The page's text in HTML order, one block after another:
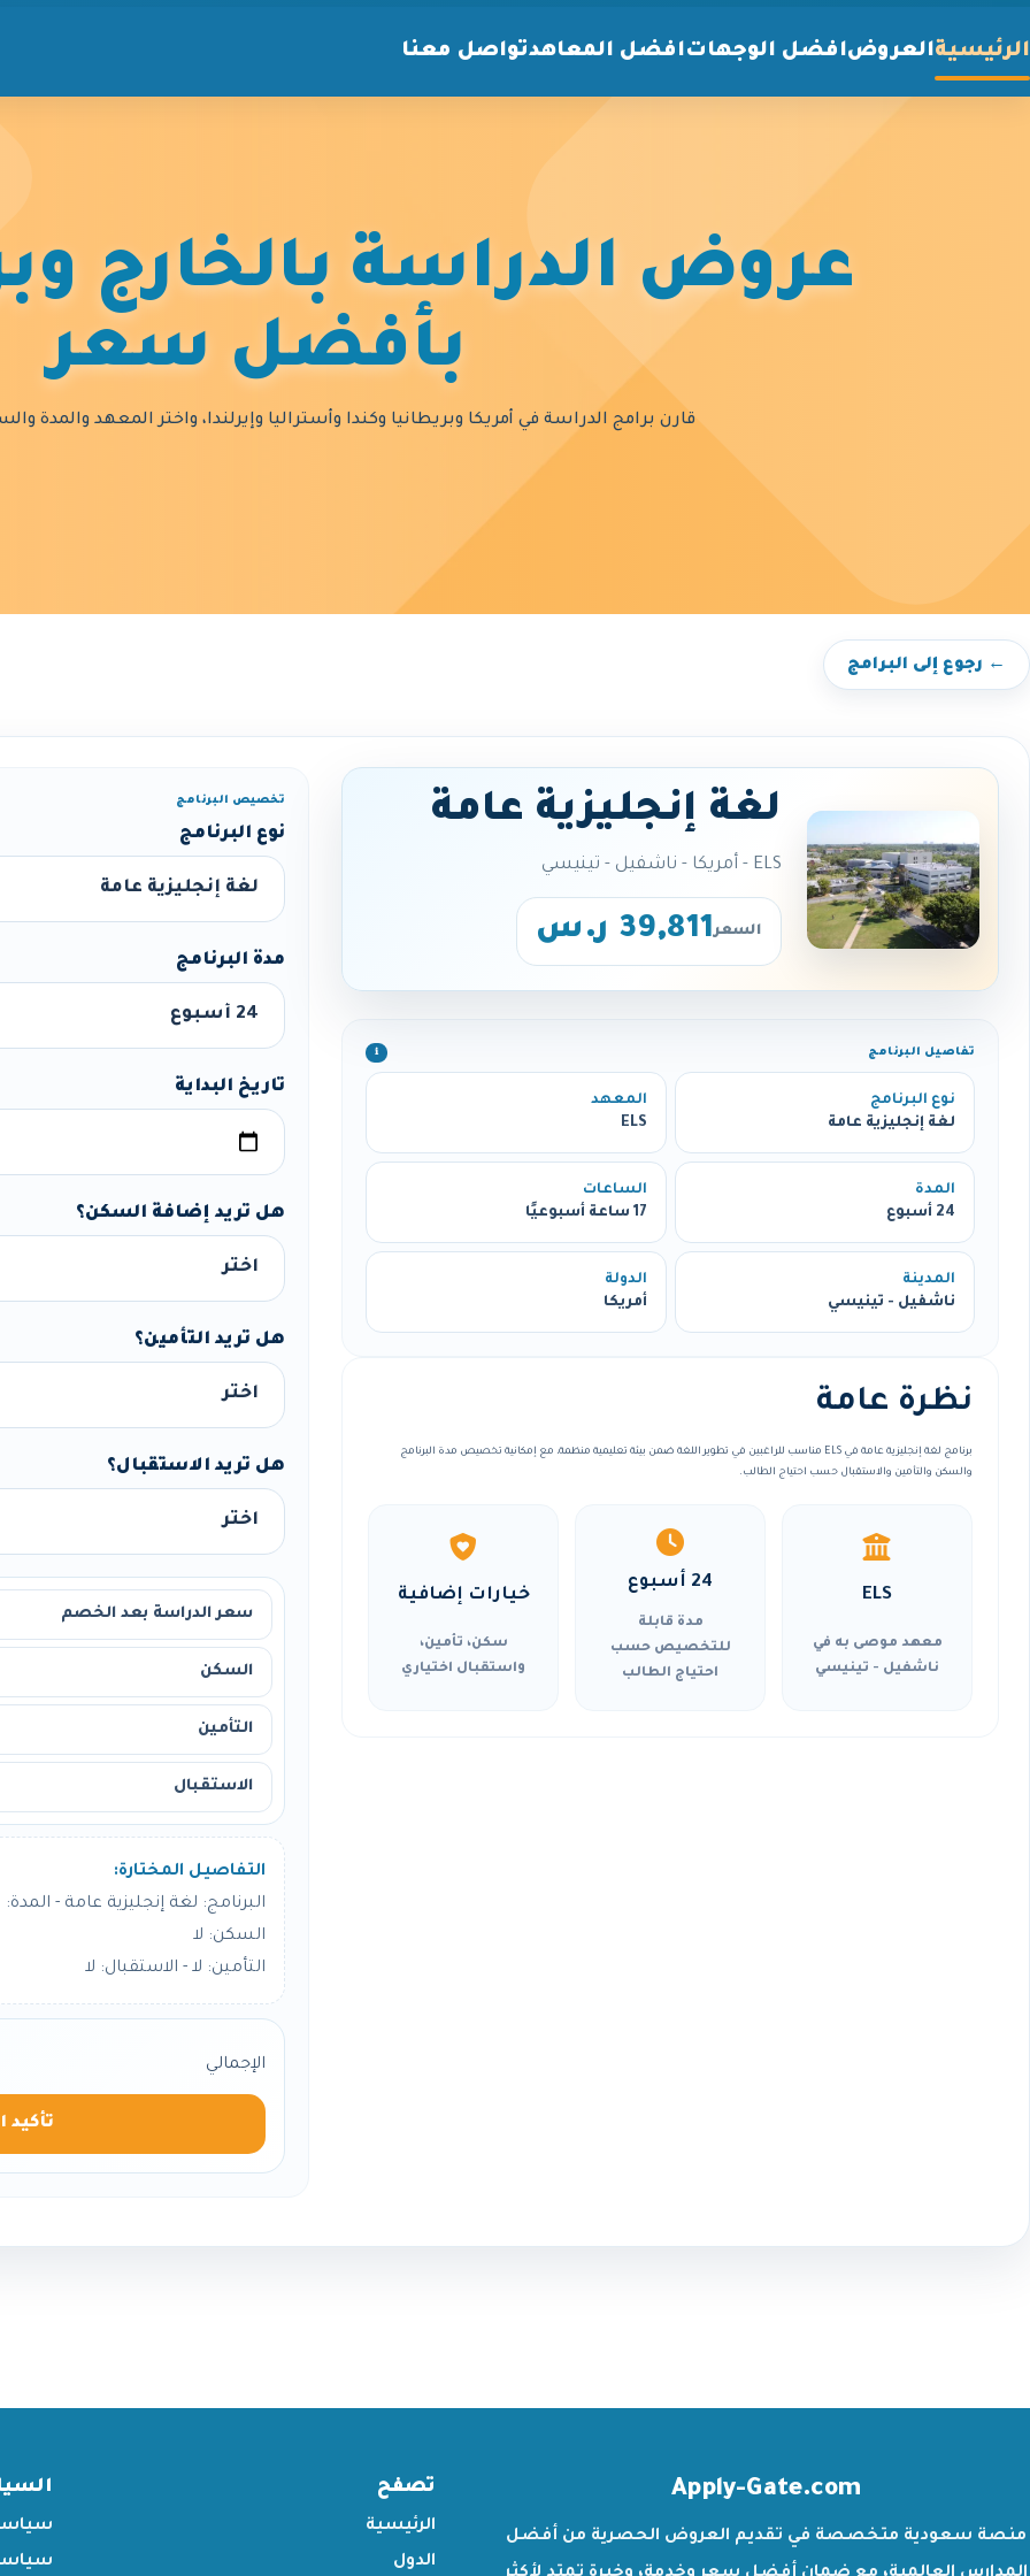
الرئيسيةالعروضافضل الوجهاتافضل المعاهدتواصل معنا
عروض الدراسة بالخارج
بأفضل سعر
قارن برامج الدراسة في أمريكا وبريطانيا وكندا وأستراليا وإيرلندا، واختر المعهد والمدة
← رجوع إلى البرامج
لغة إنجليزية عامة
ELS - أمريكا - ناشفيل - تينيسي
السعر39,811 ر.س
تفاصيل البرنامج ℹ️
نوع البرنامج
لغة إنجليزية عامة
المعهد
ELS
المدة
24 أسبوع
الساعات
17 ساعة أسبوعيًا
المدينة
ناشفيل - تينيسي
الدولة
أمريكا
نظرة عامة
برنامج لغة إنجليزية عامة في ELS مناسب للراغبين في تطوير اللغة ضمن بيئة تعليمية منظمة، مع إمكانية تخصيص مدة البرنامج
والسكن والتأمين والاستقبال حسب احتياج الطالب.
ELS
معهد موصى به في
ناشفيل - تينيسي
24 أسبوع
مدة قابلة
للتخصيص حسب
احتياج الطالب
خيارات إضافية
سكن، تأمين،
واستقبال اختياري
تخصيص البرنامج
نوع البرنامج
مدة البرنامج
تاريخ البداية
هل تريد إضافة السكن؟
هل تريد التأمين؟
هل تريد الاستقبال؟
سعر الدراسة بعد الخصم
السكن
التأمين
الاستقبال
التفاصيل المختارة:
البرنامج: لغة إنجليزية عامة - المدة: 24 أسبوع
السكن: لا
التأمين: لا - الاستقبال: لا
الإجمالي
تأكيد
Apply-Gate.com
منصة سعودية متخصصة في تقديم العروض الحصرية من أفضل
تصفح
الرئيسية
الدول